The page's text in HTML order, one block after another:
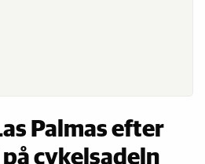
Palmas efter
cykelsadeln